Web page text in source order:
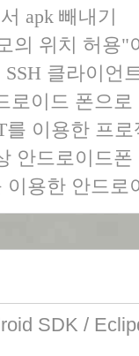
apk 빼내기
의 위치 허용"
클라이언
로이드 폰으
를 이용한 프
안드로이드폰
이용한 안드
SDK /